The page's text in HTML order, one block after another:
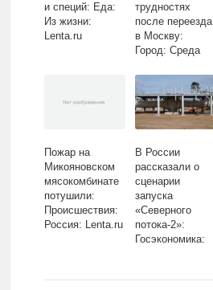
и специй: Еда:
Из жизни:
Lenta.ru
трудностях
после переезда
в Москву:
Город: Среда
Lenta.ru
Пожар на
Микояновском
мясокомбинате
потушили:
Происшествия:
Россия: Lenta.ru
В России
рассказали о
сценарии
запуска
«Северного
потока-2»:
Госэкономика: